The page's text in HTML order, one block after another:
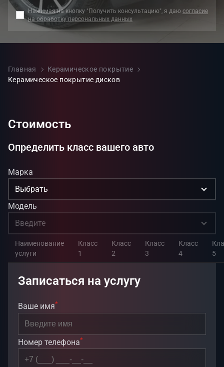
Нажимая на кнопку "Получить консультацию", я даю согласие
на обработку персональных данных
Главная
Керамическое покрытие
Керамическое покрытие дисков
Стоимость
Определить класс вашего авто
Марка
Выбрать
Модель
Введите
Наименование
услуги
Класс
1
Класс
2
Класс
3
Класс
4
5
Записаться на услугу
Ваше имя*
Номер телефона*